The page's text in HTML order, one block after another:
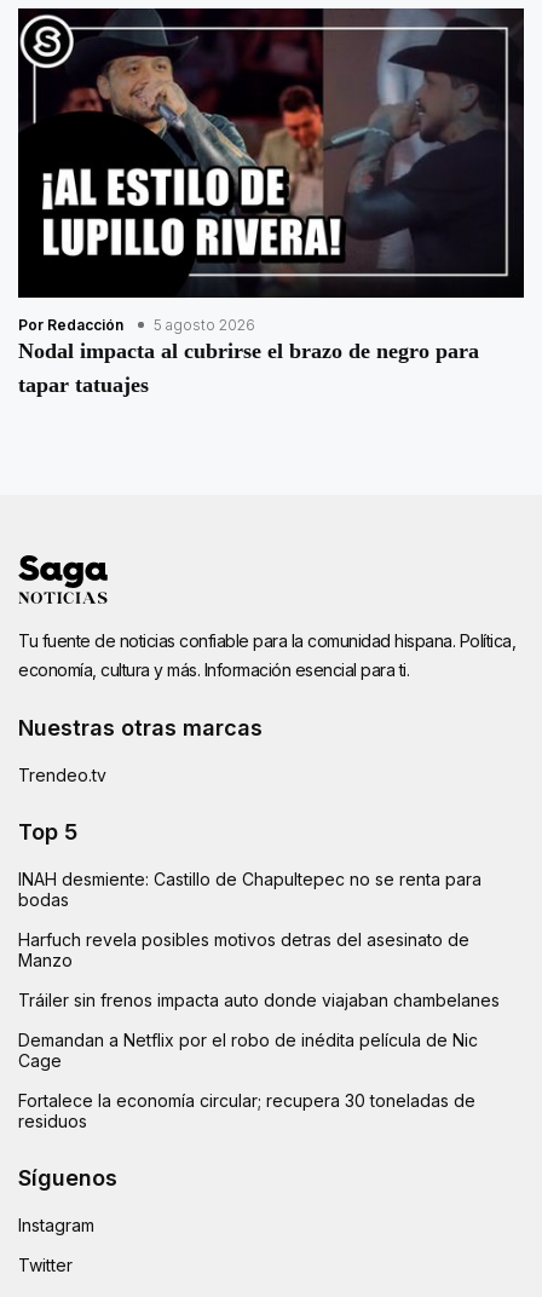
Por Redacción 5 agosto 2026
Nodal impacta al cubrirse el brazo de negro para
tapar tatuajes
Tu fuente de noticias confiable para la comunidad hispana. Política,
economía, cultura y más. Información esencial para ti.
Nuestras otras marcas
Trendeo.tv
Top 5
INAH desmiente: Castillo de Chapultepec no se renta para
bodas
Harfuch revela posibles motivos detras del asesinato de
Manzo
Tráiler sin frenos impacta auto donde viajaban chambelanes
Demandan a Netflix por el robo de inédita película de Nic
Cage
Fortalece la economía circular; recupera 30 toneladas de
residuos
Síguenos
Instagram
Twitter